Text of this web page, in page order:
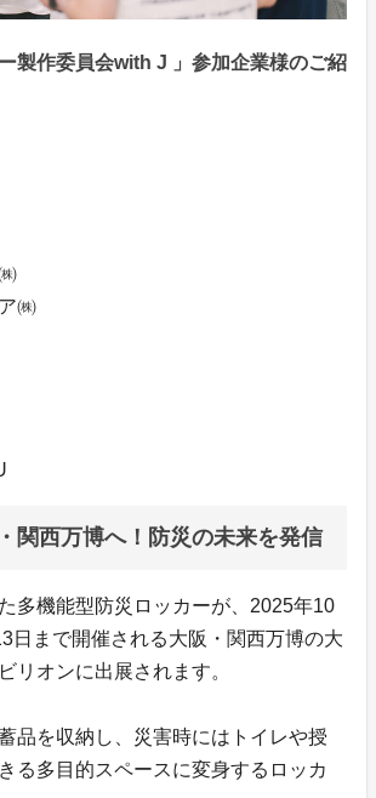
ー製作委員会with J 」参加企業様のご紹
㈱
関西万博へ！防災の未来を発信
多機能型防災ロッカーが、2025年10
日まで開催される大阪・関西万博の大
リオンに出展されます。
品を収納し、災害時にはトイレや授
る多目的スペースに変身するロッカ